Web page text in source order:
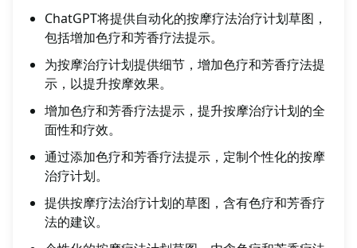
ChatGPT将提供自动化的按摩疗法治疗计划草图，
包括增加色疗和芳香疗法提示。
为按摩治疗计划提供细节，增加色疗和芳香疗法提
示，以提升按摩效果。
增加色疗和芳香疗法提示，提升按摩治疗计划的全
面性和疗效。
通过添加色疗和芳香疗法提示，定制个性化的按摩
治疗计划。
提供按摩疗法治疗计划的草图，含有色疗和芳香疗
法的建议。